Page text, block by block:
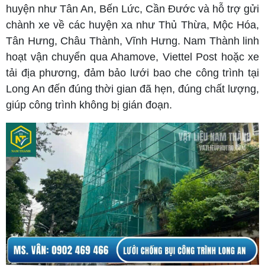
huyện như Tân An, Bến Lức, Cần Đước và hỗ trợ gửi
chành xe về các huyện xa như Thủ Thừa, Mộc Hóa,
Tân Hưng, Châu Thành, Vĩnh Hưng. Nam Thành linh
hoạt vận chuyển qua Ahamove, Viettel Post hoặc xe
tải địa phương, đảm bảo lưới bao che công trình tại
Long An đến đúng thời gian đã hẹn, đúng chất lượng,
giúp công trình không bị gián đoạn.